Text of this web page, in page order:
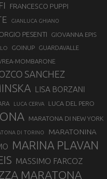
FRANCESCO PUPPI
GIANLUCA GHIANO
PESENTI GIOVANNA EPIS
GOINUP GUARDAVALLE
MOMBARONE
SANCHEZ
LISA BORZANI
LUCA CERVA LUCA DEL PERO
MARATONA DI NEW YORK
DI TORINO MARATONINA
MARINA PLAVAN
MASSIMO FARCOZ
MARATONA